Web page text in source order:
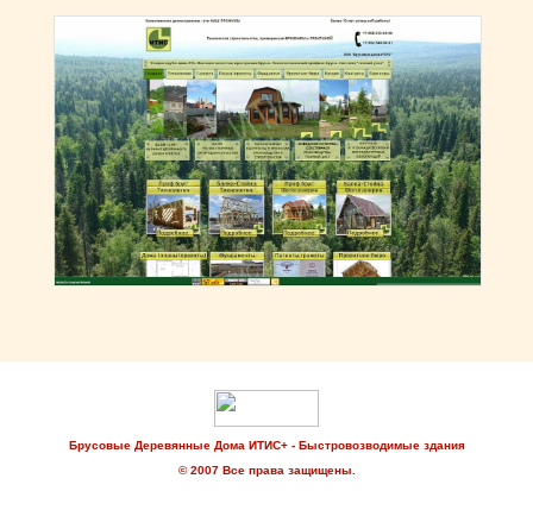
Брусовые Деревянные Дома ИТИС+ - Быстровозводимые здания
© 2007 Все права защищены.